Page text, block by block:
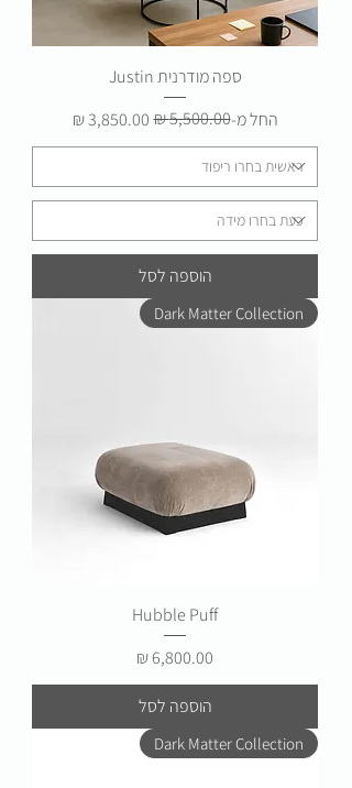
ספה מודרנית Justin
החל מ-
מחיר רגיל
‏5,500.00 ‏₪
מחיר מבצע
הוספה לסל
Dark Matter Collection
Hubble Puff
מחיר
הוספה לסל
Dark Matter Collection